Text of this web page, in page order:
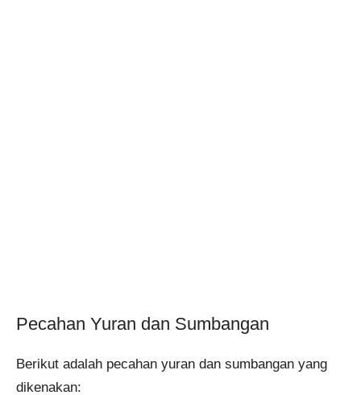
Pecahan Yuran dan Sumbangan
Berikut adalah pecahan yuran dan sumbangan yang
dikenakan:​